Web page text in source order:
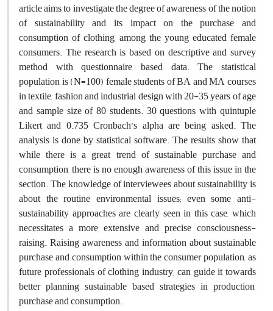
article aims to investigate the degree of awareness of the notion
of sustainability and its impact on the purchase and
consumption of clothing, among the young educated female
consumers. The research is based on descriptive and survey
method with questionnaire based data. The statistical
population is (N=100) female students of BA and MA courses
in textile, fashion and industrial design with 20-35 years of age
and sample size of 80 students. 30 questions with quintuple
Likert and 0.735 Cronbach’s alpha are being asked. The
analysis is done by statistical software. The results show that
while there is a great trend of sustainable purchase and
consumption, there is no enough awareness of this issue in the
section. The knowledge of interviewees about sustainability is
about the routine environmental issues; even some anti-
sustainability approaches are clearly seen in this case, which
necessitates a more extensive and precise consciousness-
raising. Raising awareness and information about sustainable
purchase and consumption within the consumer population, as
future professionals of clothing industry, can guide it towards
better planning sustainable based strategies in production,
purchase and consumption.